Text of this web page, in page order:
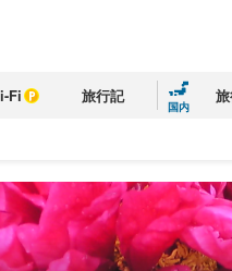
Fi 旅行記
国内